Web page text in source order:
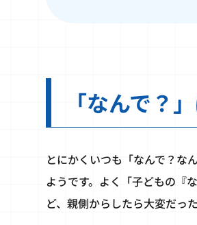
「なんで？
とにかくいつも「なんで？な
ようです。よく「子どもの『
ど、親側からしたら大変だっ